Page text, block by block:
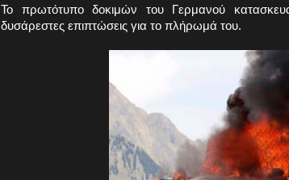
Το πρωτότυπο δοκιμών του Γερμανού
δυσάρεστες επιπτώσεις για το πλήρωμά του.